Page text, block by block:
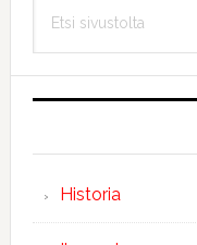
sivupalkki
sivustolta
Historia